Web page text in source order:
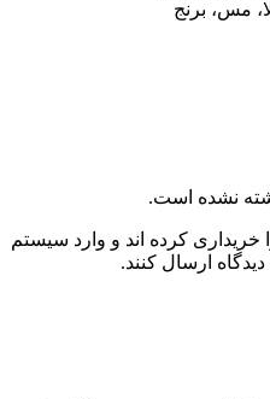
مس، برنج
نشده است.
کرده اند و وارد سیستم
ارسال کنند.